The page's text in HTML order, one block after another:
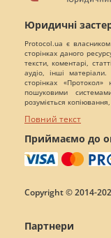
Юридичні
Protocol.ua є
сторінках даного
тексти, коментарі,
аудіо, інші
сторінках «Протокол»
пошуковими
розуміється
Повний текст
Приймаємо до
Copyright © 2014-
Партнери